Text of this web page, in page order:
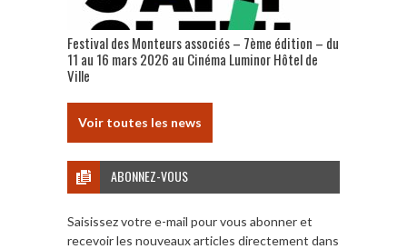
Festival des Monteurs associés – 7ème édition – du
11 au 16 mars 2026 au Cinéma Luminor Hôtel de
Ville
Voir toutes les news
ABONNEZ-VOUS
Saisissez votre e-mail pour vous abonner et
recevoir les nouveaux articles directement dans